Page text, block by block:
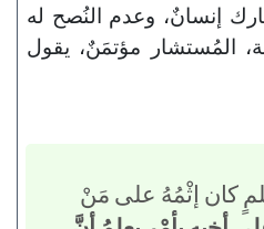
إنسانٌ، وعدم النُصح له
المُستشار مؤتمَنٌ، يقول
كان إثْمُهُ على مَنْ